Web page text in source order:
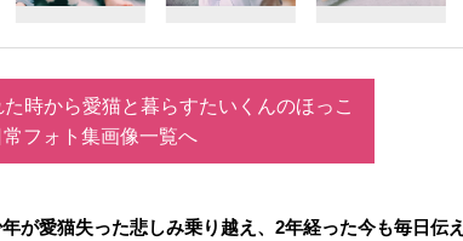
時から愛猫と暮らすたいくんのほっこ
フォト集画像一覧へ
が愛猫失った悲しみ乗り越え、2年経った今も毎日伝え